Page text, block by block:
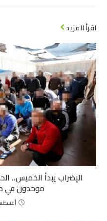
اقرأ المزيد
الإضراب يبدأ الخميس..
موحدون في
أغسطس 30,